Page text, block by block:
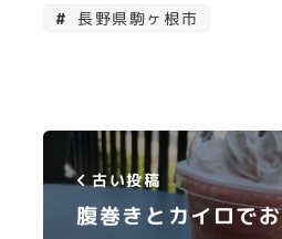
長野県駒ヶ根市
古い投稿
腹巻きとカイロで